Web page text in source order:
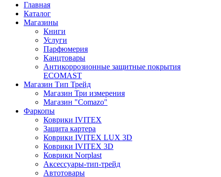
Главная
Каталог
Магазины
Книги
Услуги
Парфюмерия
Канцтовары
Антикоррозионные защитные покрытия
ECOMAST
Магазин Тип Трейд
Магазин Три измерения
Магазин "Comazo"
Фаркопы
Коврики IVITEX
Защита картера
Коврики IVITEX LUX 3D
Коврики IVITEX 3D
Коврики Norplast
Аксессуары-тип-трейд
Автотовары